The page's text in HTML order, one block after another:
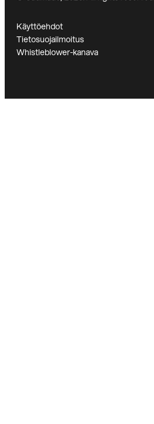
Käyttöehdot
Tietosuojailmoitus
Whistleblower-kanava